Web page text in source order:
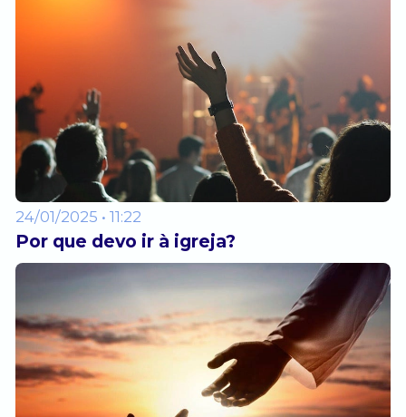
24/01/2025 • 11:22
Por que devo ir à igreja?